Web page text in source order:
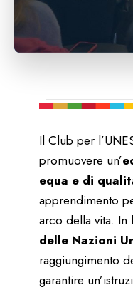
Il Club per
promuovere un’
equa e di
apprendimento
arco della vita. In
delle Nazioni
raggiungimento
garantire